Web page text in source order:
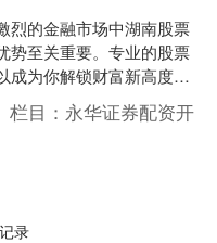
烈的金融市场中湖南股票
势至关重要。专业的股票
成为你解锁财富新高度的
上配资平台充当投资者和
间的中介。....
栏目： 永华证券配资开
录